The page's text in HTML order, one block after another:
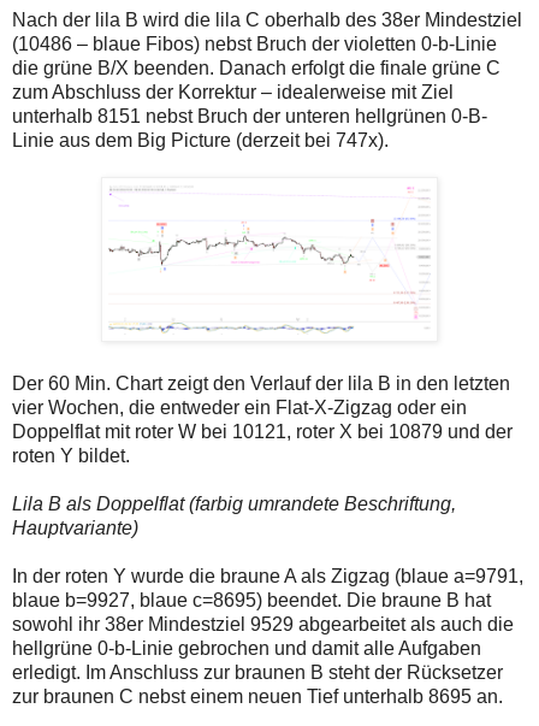
Problem
weiterbestehen
bitte
ich
um
Kontaktaufnahme
per
Mail
elliottwellen@online.de.
auf
der
Plattform
wallstreet-
online.de
Nach der lila B wird die lila C oberhalb des 38er Mindestziel
(10486 – blaue Fibos) nebst Bruch der violetten 0-b-Linie
die grüne B/X beenden. Danach erfolgt die finale grüne C
zum Abschluss der Korrektur – idealerweise mit Ziel
unterhalb 8151 nebst Bruch der unteren hellgrünen 0-B-
Linie aus dem Big Picture (derzeit bei 747x).
Der 60 Min. Chart zeigt den Verlauf der lila B in den letzten
vier Wochen, die entweder ein Flat-X-Zigzag oder ein
Doppelflat mit roter W bei 10121, roter X bei 10879 und der
roten Y bildet.
Lila B als Doppelflat (farbig umrandete Beschriftung,
Hauptvariante)
In der roten Y wurde die braune A als Zigzag (blaue a=9791,
blaue b=9927, blaue c=8695) beendet. Die braune B hat
sowohl ihr 38er Mindestziel 9529 abgearbeitet als auch die
hellgrüne 0-b-Linie gebrochen und damit alle Aufgaben
erledigt. Im Anschluss zur braunen B steht der Rücksetzer
zur braunen C nebst einem neuen Tief unterhalb 8695 an.